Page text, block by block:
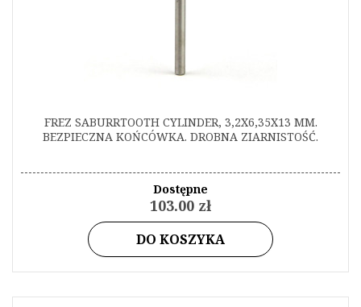
FREZ SABURRTOOTH CYLINDER, 3,2X6,35X13 MM.
BEZPIECZNA KOŃCÓWKA. DROBNA ZIARNISTOŚĆ.
Dostępne
103.00 zł
DO KOSZYKA